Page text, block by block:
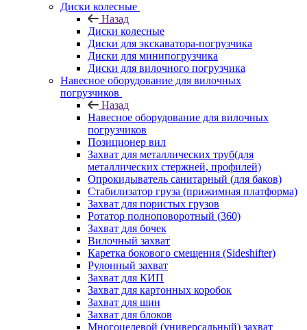
Диски колесные
Назад
Диски колесные
Диски для экскаватора-погрузчика
Диски для минипогрузчика
Диски для вилочного погрузчика
Навесное оборудование для вилочных
погрузчиков
Назад
Навесное оборудование для вилочных
погрузчиков
Позиционер вил
Захват для металлических труб(для
металлических стержней, профилей)
Опрокидыватель санитарный (для баков)
Стабилизатор груза (прижимная платформа)
Захват для пористых грузов
Ротатор полноповоротный (360)
Захват для бочек
Вилочный захват
Каретка бокового смещения (Sideshifter)
Рулонный захват
Захват для КИП
Захват для картонных коробок
Захват для шин
Захват для блоков
Многоцелевой (универсальный) захват